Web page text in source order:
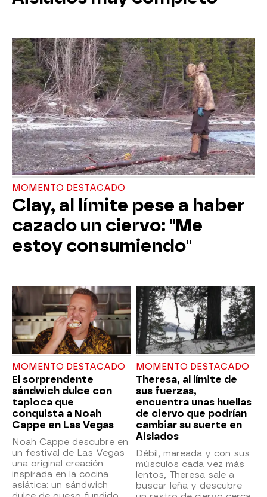
MOMENTO DESTACADO
Clay, al límite pese a haber
cazado un ciervo: "Me
estoy consumiendo"
MOMENTO DESTACADO
El sorprendente
sándwich dulce con
tapioca que
conquista a Noah
Cappe en Las Vegas
Noah Cappe descubre en
un festival de Las Vegas
una original creación
inspirada en la cocina
asiática: un sándwich
MOMENTO DESTACADO
Theresa, al límite de
sus fuerzas,
encuentra unas huellas
de ciervo que podrían
cambiar su suerte en
Aislados
Débil, mareada y con sus
músculos cada vez más
lentos, Theresa sale a
buscar leña y descubre